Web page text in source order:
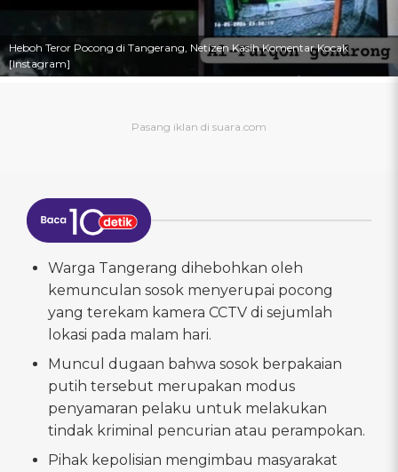
Heboh Teror Pocong di Tangerang, Netizen Kasih Komentar Kocak
[Instagram]
Warga Tangerang dihebohkan oleh
kemunculan sosok menyerupai pocong
yang terekam kamera CCTV di sejumlah
lokasi pada malam hari.
Muncul dugaan bahwa sosok berpakaian
putih tersebut merupakan modus
penyamaran pelaku untuk melakukan
tindak kriminal pencurian atau perampokan.
Pihak kepolisian mengimbau masyarakat